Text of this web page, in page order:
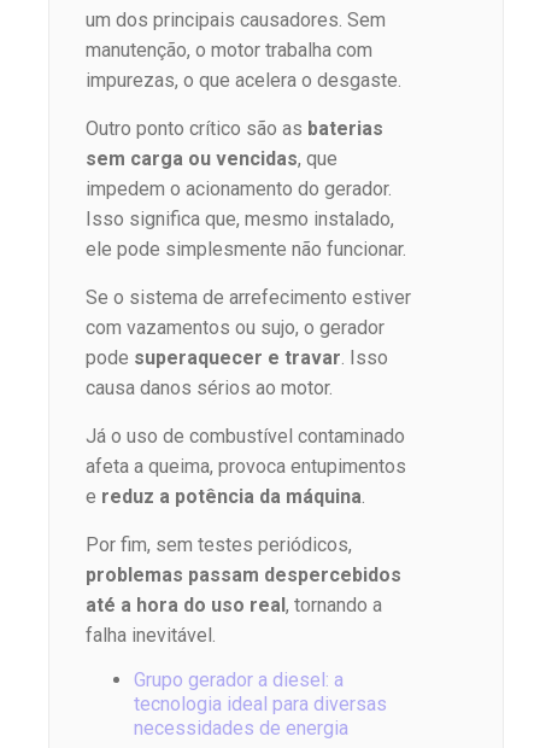
um dos principais causadores. Sem
manutenção, o motor trabalha com
impurezas, o que acelera o desgaste.
Outro ponto crítico são as baterias
sem carga ou vencidas, que
impedem o acionamento do gerador.
Isso significa que, mesmo instalado,
ele pode simplesmente não funcionar.
Se o sistema de arrefecimento estiver
com vazamentos ou sujo, o gerador
pode superaquecer e travar. Isso
causa danos sérios ao motor.
Já o uso de combustível contaminado
afeta a queima, provoca entupimentos
e reduz a potência da máquina.
Por fim, sem testes periódicos,
problemas passam despercebidos
até a hora do uso real, tornando a
falha inevitável.
Grupo gerador a diesel: a
tecnologia ideal para diversas
necessidades de energia